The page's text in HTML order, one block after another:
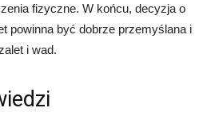
fizyczne. W końcu, decyzja o
powinna być dobrze przemyślana i
i wad.